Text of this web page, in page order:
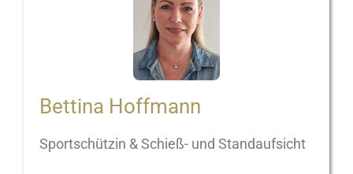
Bettina Hoffmann
Sportschützin & Schieß- und Standaufsicht